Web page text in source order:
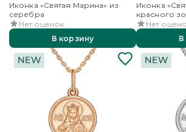
Иконка «Святая Марина» из
серебра
Нет оценок
В корзину
Иконка
красного
Нет
В